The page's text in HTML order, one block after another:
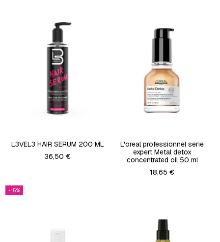
L3VEL3 HAIR SERUM 200 ML
36,50 €
L'oreal professionnel serie
expert Metal detox
concentrated oil 50 ml
18,65 €
-15%